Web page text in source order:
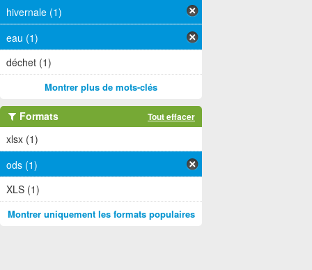
hivernale (1)
eau (1)
déchet (1)
Montrer plus de mots-clés
Formats Tout effacer
xlsx (1)
ods (1)
XLS (1)
Montrer uniquement les formats populaires